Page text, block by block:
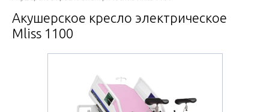
Акушерское кресло электрическое
Mliss 1100